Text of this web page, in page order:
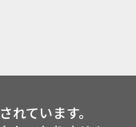
れています。